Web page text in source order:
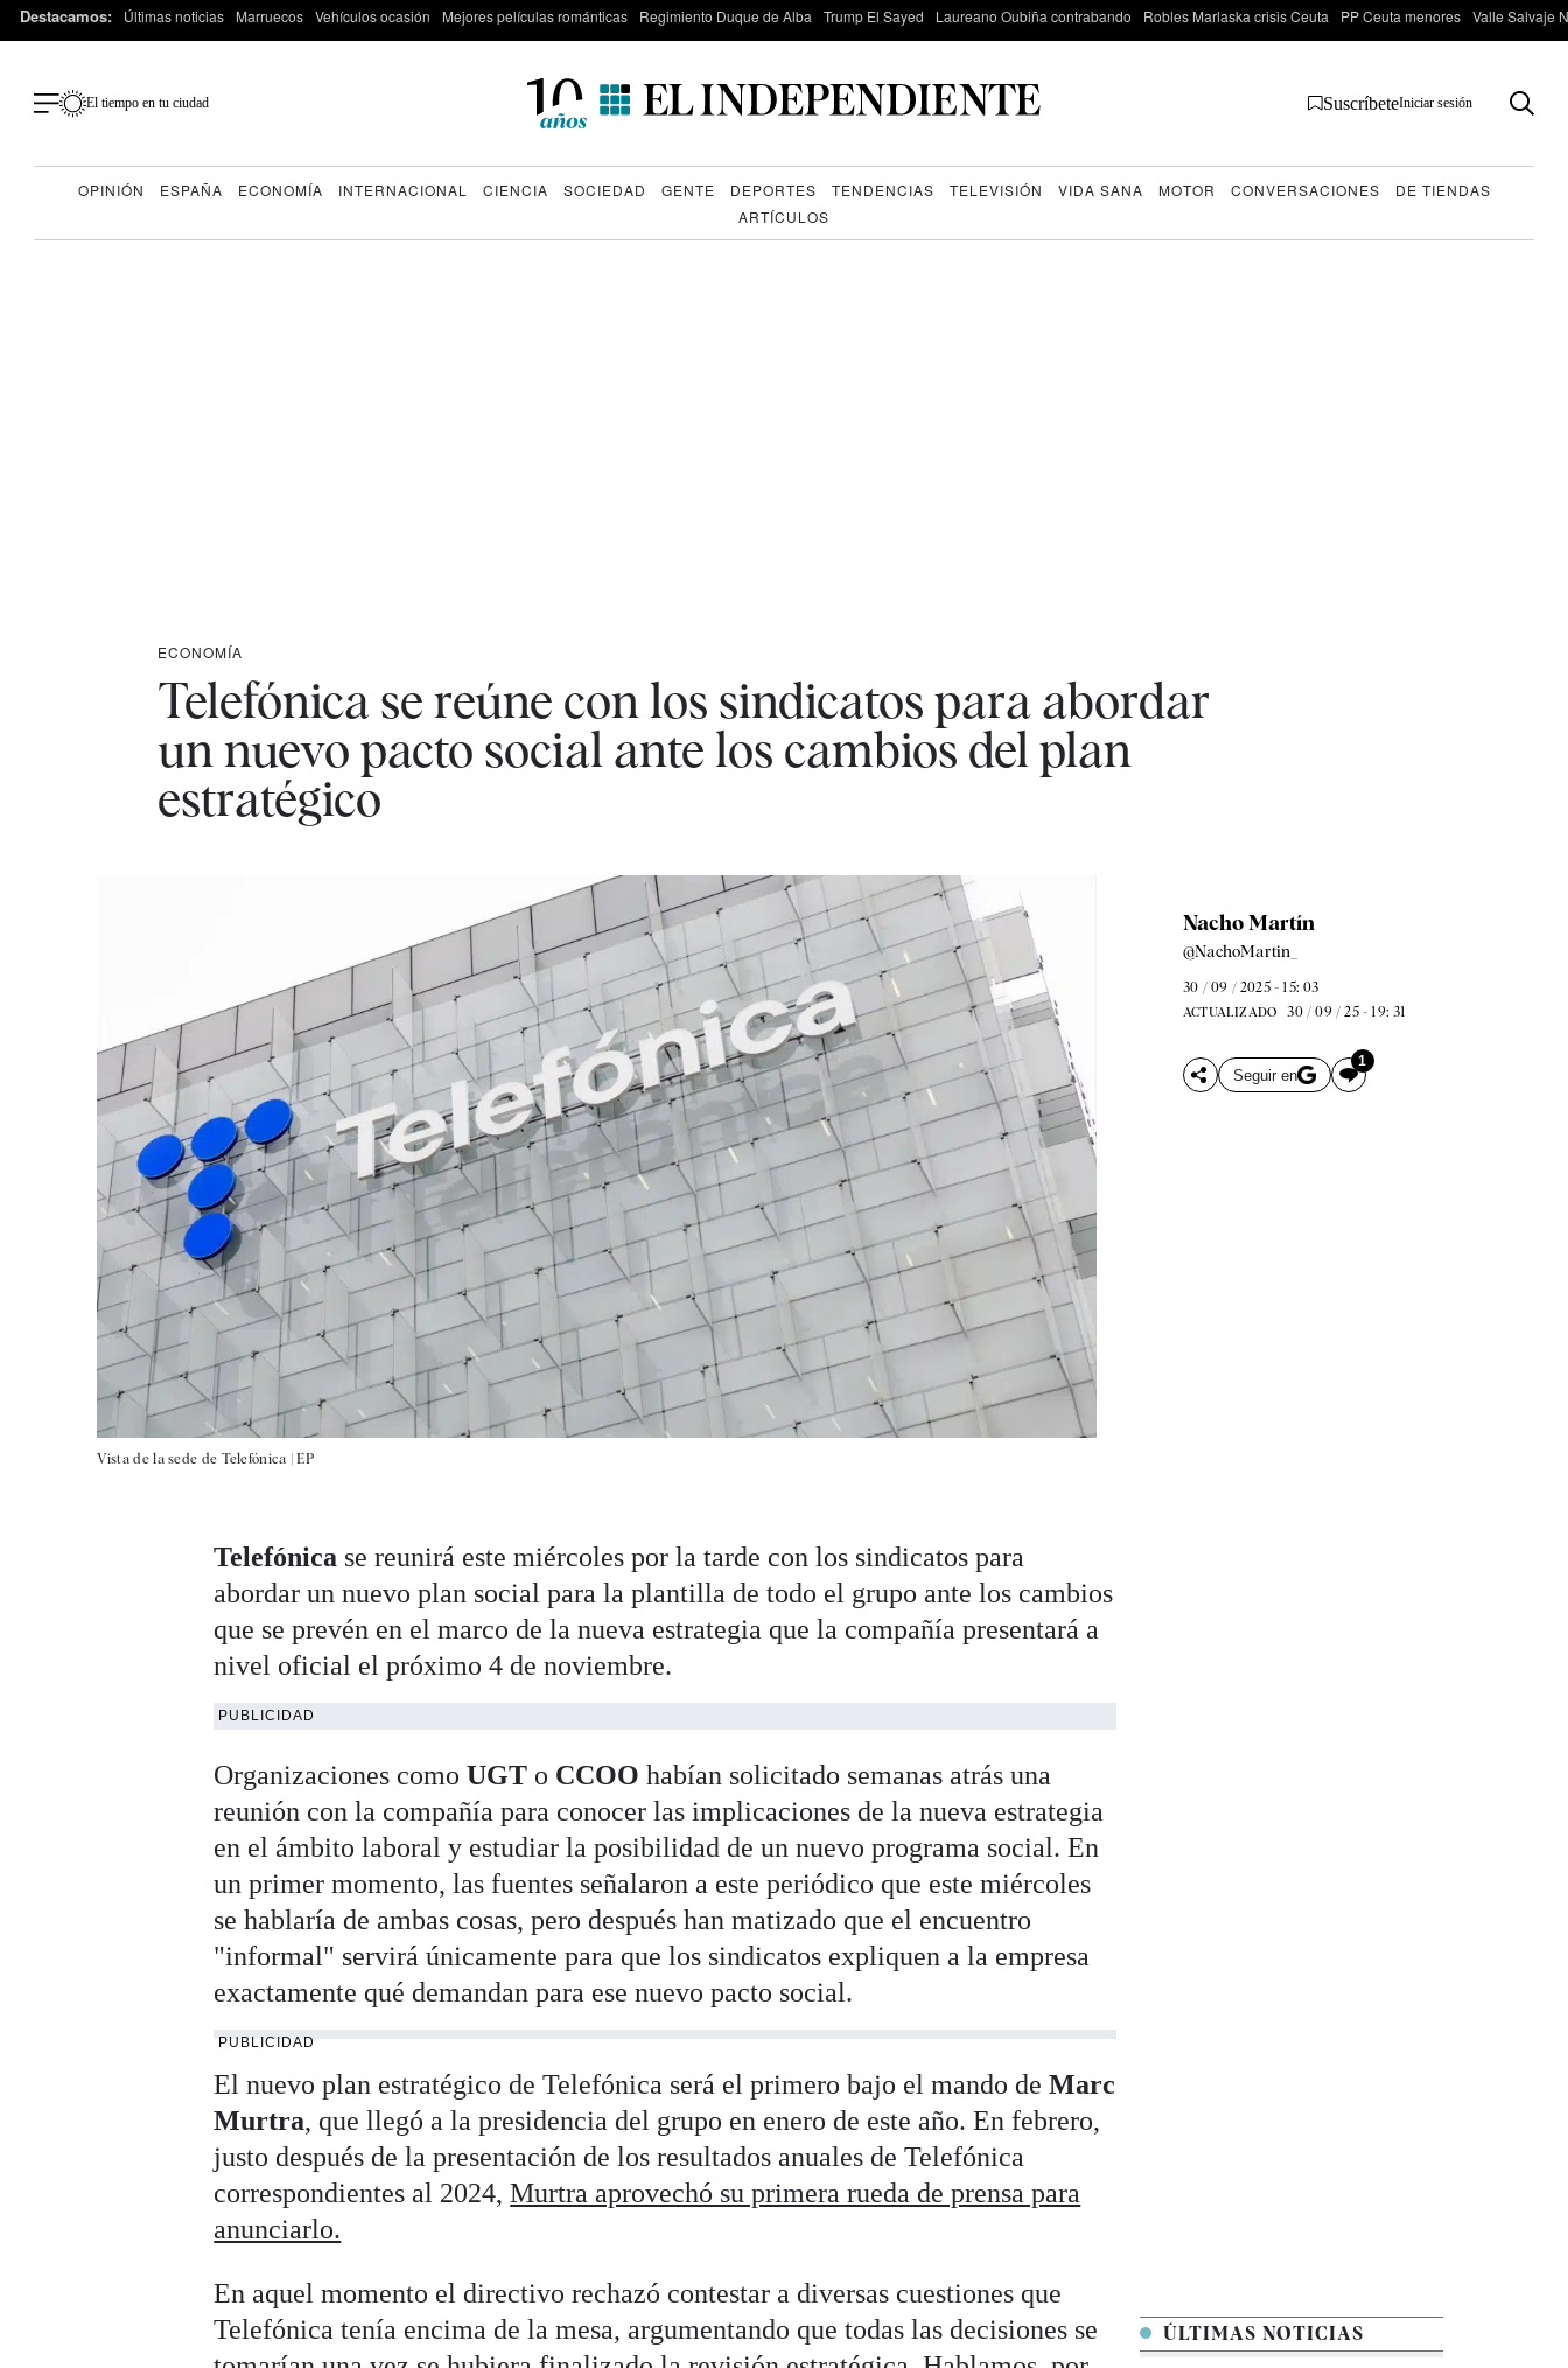
Destacamos: Últimas noticias Marruecos Vehículos ocasión Mejores películas románticas Regimiento Duque de Alba Trump El Sayed Laureano Oubiña contrabando Robles Marlaska crisis Ceuta PP Ceuta menores Valle Salvaje
El tiempo en tu ciudad SuscríbeteIniciar sesión
OPINIÓN ESPAÑA ECONOMÍA INTERNACIONAL CIENCIA SOCIEDAD GENTE DEPORTES TENDENCIAS TELEVISIÓN VIDA SANA MOTOR CONVERSACIONES
DE TIENDAS
ARTÍCULOS
ECONOMÍA
Telefónica se reúne con los sindicatos para abordar
un nuevo pacto social ante los cambios del plan
estratégico
Vista de la sede de Telefónica |EP
Nacho Martín
@NachoMartin_
30 / 09 / 2025 - 15: 03
ACTUALIZADO 30 / 09 / 25 - 19: 31
Seguir en
1
Telefónica se reunirá este miércoles por la tarde con los sindicatos para
abordar un nuevo plan social para la plantilla de todo el grupo ante los cambios
que se prevén en el marco de la nueva estrategia que la compañía presentará a
nivel oficial el próximo 4 de noviembre.
PUBLICIDAD
Organizaciones comoUGT o CCOO habían solicitado semanas atrás una
reunión con la compañía para conocer las implicaciones de la nueva estrategia
en el ámbito laboral y estudiar la posibilidad de un nuevo programa social. En
un primer momento, las fuentes señalaron a este periódico que este miércoles
se hablaría de ambas cosas, pero después han matizado que el encuentro
"informal" servirá únicamente para que los sindicatos expliquen a la empresa
exactamente qué demandan para ese nuevo pacto social.
PUBLICIDAD
El nuevo plan estratégico de Telefónica será el primero bajo el mando deMarc
Murtra, que llegó a la presidencia del grupo en enero de este año. En febrero,
justo después de la presentación de los resultados anuales de Telefónica
correspondientes al 2024,Murtra aprovechó su primera rueda de prensa para
anunciarlo.
En aquel momento el directivo rechazó contestar a diversas cuestiones que
Telefónica tenía encima de la mesa, argumentando que todas las decisiones se
ÚLTIMAS NOTICIAS